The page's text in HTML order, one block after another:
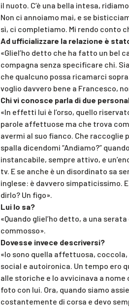
il nuoto. C’è una bella intesa,
Non ci annoiamo mai, e se
sì, ci completiamo. Mi rendo conto
Ad ufficializzare la relazione è
«Gliel’ho detto che ha fatto un bel
compagna senza specificare chi.
che qualcuno possa ricamarci
voglio davvero bene a Francesco,
Chi vi conosce parla di due
«In effetti lui è l’orso, quello
parole affettuose ma che trova
avermi al suo fianco. Che raccoglie
spalla dicendomi “Andiamo?”
instancabile, sempre attivo, e
tv. E se anche è un disordinato sa
inglese: è davvero simpaticissimo.
dirlo? Un figo».
Lui lo sa?
«Quando gliel’ho detto, a una
commosso».
Dovesse invece descriversi?
«Io sono quella affettuosa,
social e autoironica. Un tempo ero
alle storiche e lo avvicinava a
foto con lui. Ora, quando siamo
costantemente di corsa e devo